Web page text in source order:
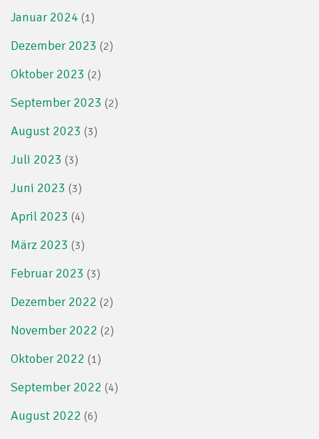
Januar 2024 (1)
Dezember 2023 (2)
Oktober 2023 (2)
September 2023 (2)
August 2023 (3)
Juli 2023 (3)
Juni 2023 (3)
April 2023 (4)
März 2023 (3)
Februar 2023 (3)
Dezember 2022 (2)
November 2022 (2)
Oktober 2022 (1)
September 2022 (4)
August 2022 (6)